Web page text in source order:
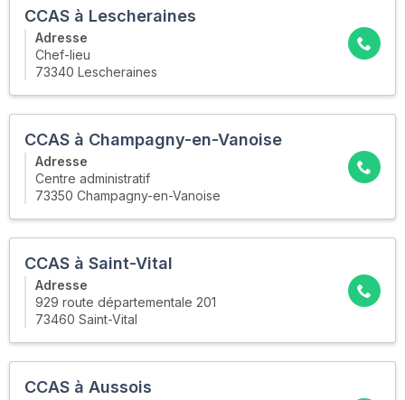
CCAS à Lescheraines
Adresse
Chef-lieu
73340 Lescheraines
CCAS à Champagny-en-Vanoise
Adresse
Centre administratif
73350 Champagny-en-Vanoise
CCAS à Saint-Vital
Adresse
929 route départementale 201
73460 Saint-Vital
CCAS à Aussois